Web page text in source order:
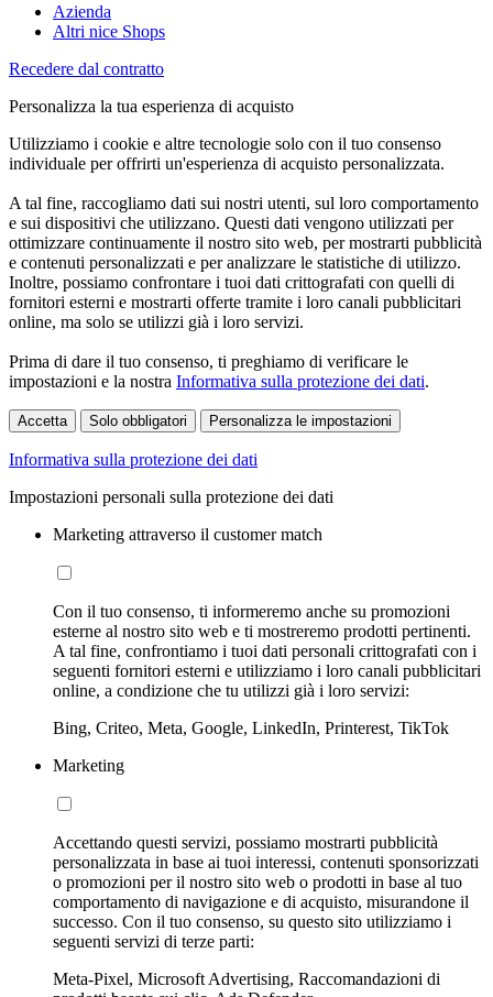
Azienda
Altri nice Shops
Recedere dal contratto
Personalizza la tua esperienza di acquisto
Utilizziamo i cookie e altre tecnologie solo con il tuo consenso
individuale per offrirti un'esperienza di acquisto personalizzata.
A tal fine, raccogliamo dati sui nostri utenti, sul loro comportamento
e sui dispositivi che utilizzano. Questi dati vengono utilizzati per
ottimizzare continuamente il nostro sito web, per mostrarti pubblicità
e contenuti personalizzati e per analizzare le statistiche di utilizzo.
Inoltre, possiamo confrontare i tuoi dati crittografati con quelli di
fornitori esterni e mostrarti offerte tramite i loro canali pubblicitari
online, ma solo se utilizzi già i loro servizi.
Prima di dare il tuo consenso, ti preghiamo di verificare le
impostazioni e la nostra Informativa sulla protezione dei dati.
Accetta Solo obbligatori Personalizza le impostazioni
Informativa sulla protezione dei dati
Impostazioni personali sulla protezione dei dati
Marketing attraverso il customer match
Con il tuo consenso, ti informeremo anche su promozioni
esterne al nostro sito web e ti mostreremo prodotti pertinenti.
A tal fine, confrontiamo i tuoi dati personali crittografati con i
seguenti fornitori esterni e utilizziamo i loro canali pubblicitari
online, a condizione che tu utilizzi già i loro servizi:
Bing, Criteo, Meta, Google, LinkedIn, Printerest, TikTok
Marketing
Accettando questi servizi, possiamo mostrarti pubblicità
personalizzata in base ai tuoi interessi, contenuti sponsorizzati
o promozioni per il nostro sito web o prodotti in base al tuo
comportamento di navigazione e di acquisto, misurandone il
successo. Con il tuo consenso, su questo sito utilizziamo i
seguenti servizi di terze parti:
Meta-Pixel, Microsoft Advertising, Raccomandazioni di